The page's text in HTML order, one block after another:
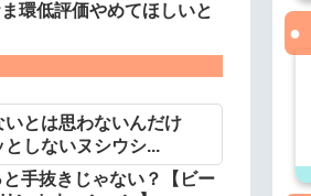
環低評価やめてほしいと
いとは思わないんだけ
しないヌシウシ...
と手抜きじゃない？【ビー